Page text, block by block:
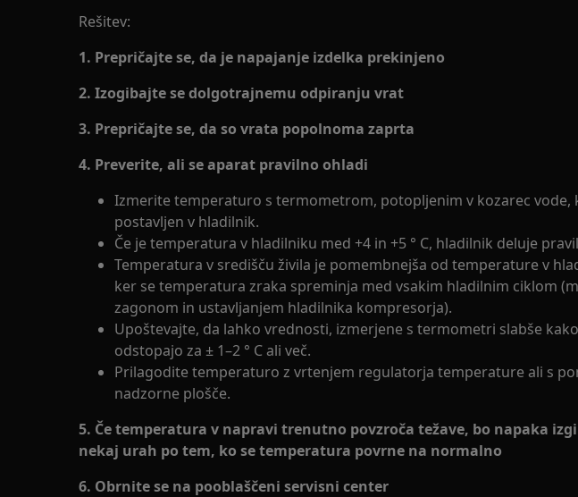
Rešitev:
1. Prepričajte se, da je napajanje izdelka prekinjeno
2. Izogibajte se dolgotrajnemu odpiranju vrat
3. Prepričajte se, da so vrata popolnoma zaprta
4. Preverite, ali se aparat pravilno ohladi
Izmerite temperaturo s termometrom, potopljenim v kozarec vode,
postavljen v hladilnik.
Če je temperatura v hladilniku med +4 in +5 ° C, hladilnik deluje
Temperatura v središču živila je pomembnejša od temperature v
ker se temperatura zraka spreminja med vsakim hladilnim ciklom
zagonom in ustavljanjem hladilnika kompresorja).
Upoštevajte, da lahko vrednosti, izmerjene s termometri slabše
odstopajo za ± 1–2 ° C ali več.
Prilagodite temperaturo z vrtenjem regulatorja temperature ali s
nadzorne plošče.
5. Če temperatura v napravi trenutno povzroča težave, bo napaka
nekaj urah po tem, ko se temperatura povrne na normalno
6. Obrnite se na pooblaščeni servisni center